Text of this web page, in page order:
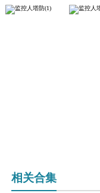
相关合集